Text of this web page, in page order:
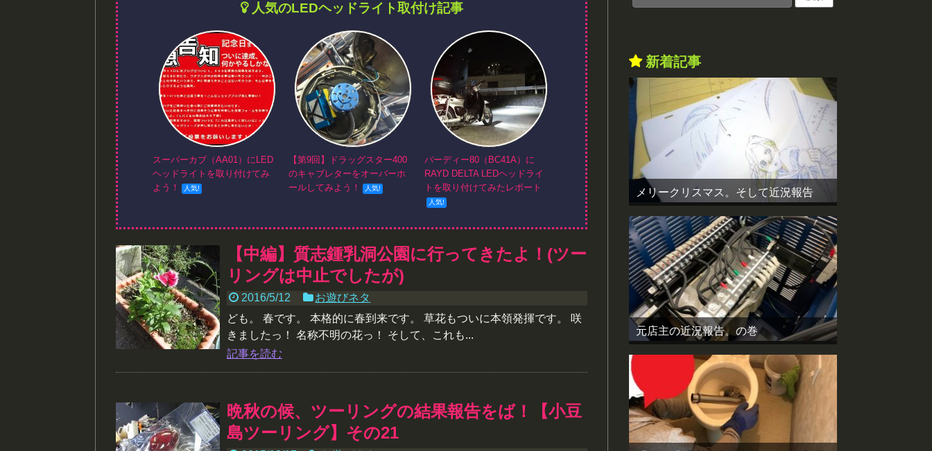
人気のLEDヘッドライト取付け記事
スーパーカブ（AA01）にLED
ヘッドライトを取り付けてみ
よう！
【第9回】ドラッグスター400
のキャブレターをオーバーホ
ールしてみよう！
バーディー80（BC41A）に
RAYD DELTA LEDヘッドライ
トを取り付けてみたレポート
【中編】質志鍾乳洞公園に行ってきたよ！(ツー
リングは中止でしたが)
2016/5/12
お遊びネタ
ども。 春です。 本格的に春到来です。 草花もついに本領発揮です。 咲
きましたっ！ 名称不明の花っ！ そして、これも...
記事を読む
晩秋の候、ツーリングの結果報告をば！【小豆
島ツーリング】その21
新着記事
メリークリスマス。そして近況報告
元店主の近況報告。の巻